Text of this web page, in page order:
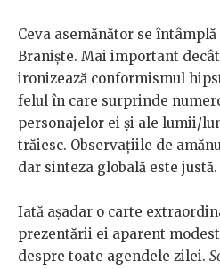
Ceva asemănător se
Braniște. Mai important
ironizează conformismul
felul în care surprinde
personajelor ei și ale lumii/
trăiesc. Observațiile de
dar sinteza globală este justă.
Iată așadar o carte
prezentării ei aparent
despre toate agendele zilei.